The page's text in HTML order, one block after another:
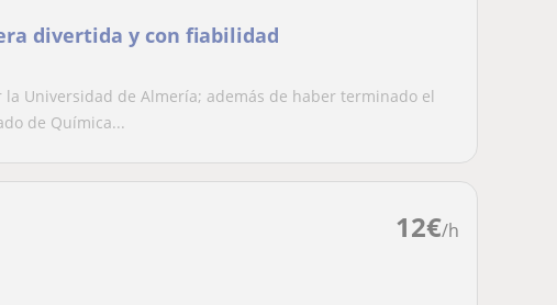
divertida y con fiabilidad
la Universidad de Almería; además de haber terminado el
de Química...
12€/h